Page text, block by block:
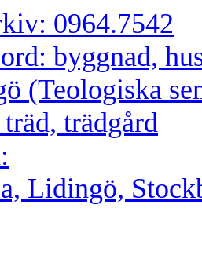
0964.7542
byggnad,
(Teologiska
trädgård
Lidingö,